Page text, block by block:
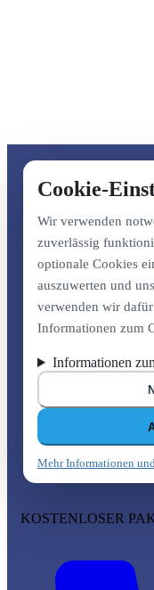
Cookie-
Wir verwenden
zuverlässig
optionale Cookies
auszuwerten und
verwenden wir
Informationen zum
Informationen
Mehr Informationen
KOSTENLOSER